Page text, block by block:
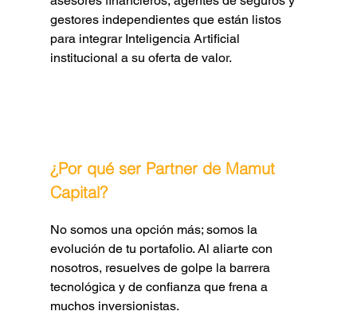
gestores independientes que están listos
para integrar Inteligencia Artificial
institucional a su oferta de valor.
¿Por qué ser Partner de Mamut
Capital?
No somos una opción más; somos la
evolución de tu portafolio. Al aliarte con
nosotros, resuelves de golpe la barrera
tecnológica y de confianza que frena a
muchos inversionistas.